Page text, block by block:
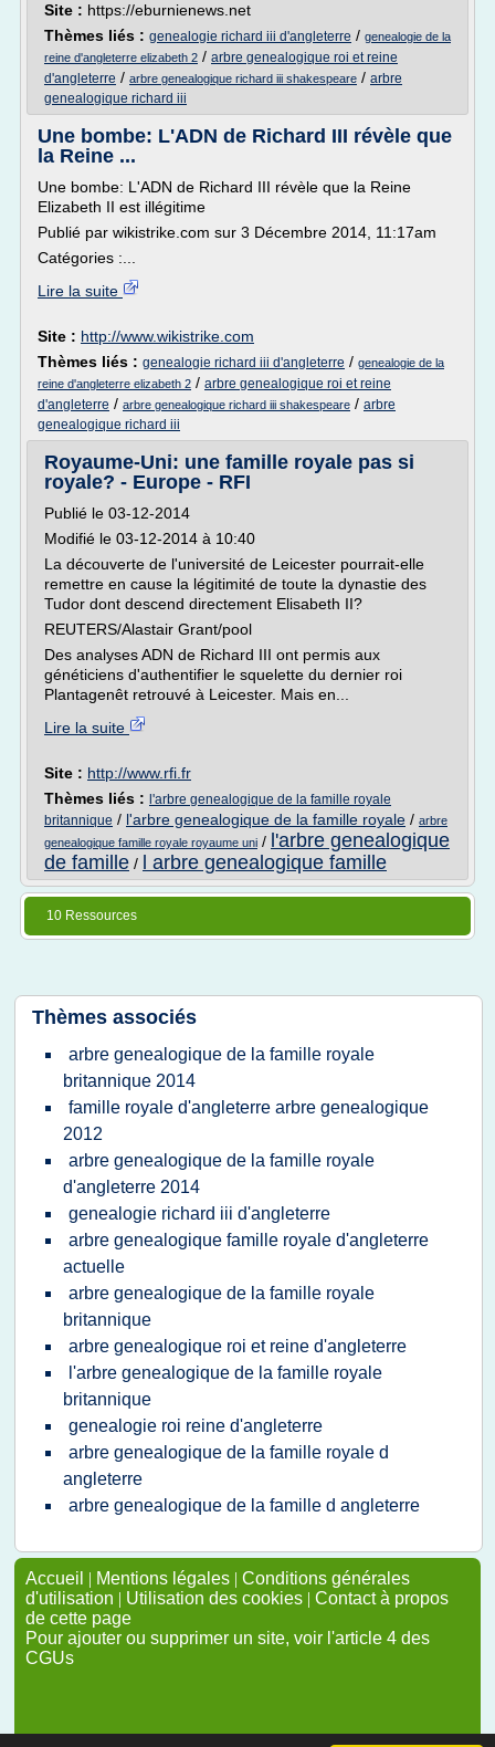
Site : https://eburnienews.net
Thèmes liés : genealogie richard iii d'angleterre / genealogie de la
reine d'angleterre elizabeth 2 / arbre genealogique roi et reine
d'angleterre / arbre genealogique richard iii shakespeare / arbre
genealogique richard iii
Une bombe: L'ADN de Richard III révèle que
la Reine ...
Une bombe: L'ADN de Richard III révèle que la Reine
Elizabeth II est illégitime
Publié par wikistrike.com sur 3 Décembre 2014, 11:17am
Catégories :...
Lire la suite
Site : http://www.wikistrike.com
Thèmes liés : genealogie richard iii d'angleterre / genealogie de la
reine d'angleterre elizabeth 2 / arbre genealogique roi et reine
d'angleterre / arbre genealogique richard iii shakespeare / arbre
genealogique richard iii
Royaume-Uni: une famille royale pas si
royale? - Europe - RFI
Publié le 03-12-2014
Modifié le 03-12-2014 à 10:40
La découverte de l'université de Leicester pourrait-elle
remettre en cause la légitimité de toute la dynastie des
Tudor dont descend directement Elisabeth II?
REUTERS/Alastair Grant/pool
Des analyses ADN de Richard III ont permis aux
généticiens d'authentifier le squelette du dernier roi
Plantagenêt retrouvé à Leicester. Mais en...
Lire la suite
Site : http://www.rfi.fr
Thèmes liés : l'arbre genealogique de la famille royale
britannique / l'arbre genealogique de la famille royale / arbre
genealogique famille royale royaume uni / l'arbre genealogique
de famille / l arbre genealogique famille
10 Ressources
Thèmes associés
arbre genealogique de la famille royale
britannique 2014
famille royale d'angleterre arbre genealogique
2012
arbre genealogique de la famille royale
d'angleterre 2014
genealogie richard iii d'angleterre
arbre genealogique famille royale d'angleterre
actuelle
arbre genealogique de la famille royale
britannique
arbre genealogique roi et reine d'angleterre
l'arbre genealogique de la famille royale
britannique
genealogie roi reine d'angleterre
arbre genealogique de la famille royale d
angleterre
arbre genealogique de la famille d angleterre
Accueil | Mentions légales | Conditions générales
d'utilisation | Utilisation des cookies | Contact à propos
de cette page
Pour ajouter ou supprimer un site, voir l'article 4 des
CGUs